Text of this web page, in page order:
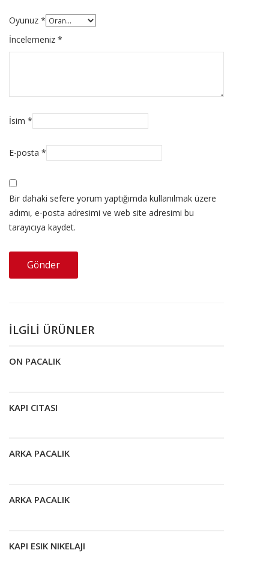
Oyunuz *
İncelemeniz *
İsim *
E-posta *
Bir dahaki sefere yorum yaptığımda kullanılmak üzere
adımı, e-posta adresimi ve web site adresimi bu
tarayıcıya kaydet.
İLGILI ÜRÜNLER
ON PACALIK
KAPI CITASI
ARKA PACALIK
ARKA PACALIK
KAPI ESIK NIKELAJI